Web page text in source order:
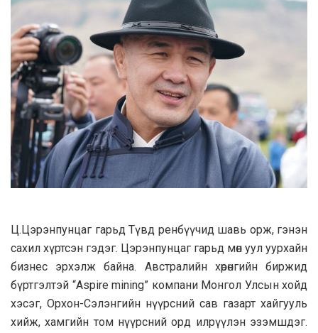
Ц.Цэрэнпунцаг гарьд Түвд ренбүүчид шавь орж, гэнэн
сахил хүртсэн гэдэг. Цэрэнпунцаг гарьд мөн уул уурхайн
бизнес эрхэлж байна. Австралийн хөрөнгийн биржид
бүртгэлтэй “Aspire mining” компани Монгол Улсын хойд
хэсэг, Орхон-Сэлэнгийн нүүрсний сав газарт хайгууль
хийж, хамгийн том нүүрсний орд илрүүлэн эзэмшдэг.